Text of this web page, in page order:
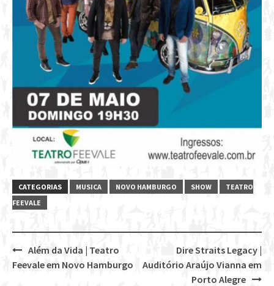
CATEGORIAS MUSICA NOVO HAMBURGO SHOW
TEATRO
FEEVALE
Post
Dire Straits Legacy |
Auditório Araújo Vianna em
Porto Alegre
Além da Vida | Teatro
Feevale em Novo Hamburgo